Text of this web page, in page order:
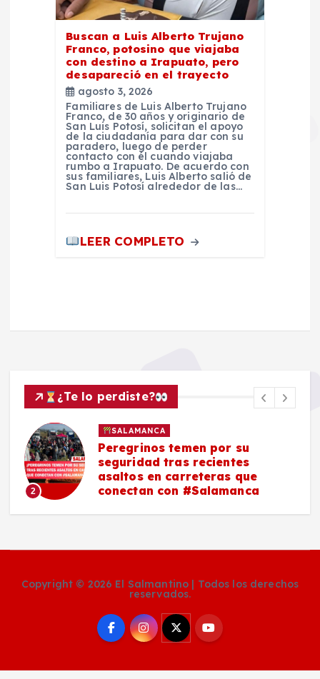
Buscan a Luis Alberto Trujano
Franco, potosino que viajaba
con destino a Irapuato, pero
desapareció en el trayecto
agosto 3, 2026
Familiares de Luis Alberto Trujano
Franco, de 30 años y originario de
San Luis Potosí, solicitan el apoyo
de la ciudadanía para dar con su
paradero, luego de perder
contacto con él cuando viajaba
rumbo a Irapuato. De acuerdo con
sus familiares, Luis Alberto salió de
San Luis Potosí alrededor de las…
LEER COMPLETO
¿Te lo perdiste?
2
SALAMANCA
Peregrinos temen por su
seguridad tras recientes
asaltos en carreteras que
conectan con #Salamanca
Copyright © 2026 El Salmantino | Todos los derechos
reservados.